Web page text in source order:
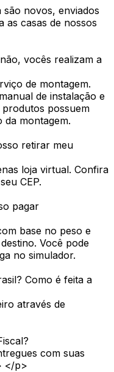
são novos, enviados
as casas de nossos
vocês realizam a
de montagem.
de instalação e
possuem
da montagem.
retirar meu
loja virtual. Confira
CEP.
pagar
base no peso e
Você pode
no simulador.
Como é feita a
através de
com suas
</p>